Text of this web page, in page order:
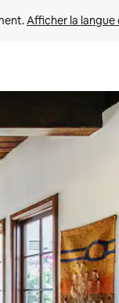
Afficher la langue
appuyant et en